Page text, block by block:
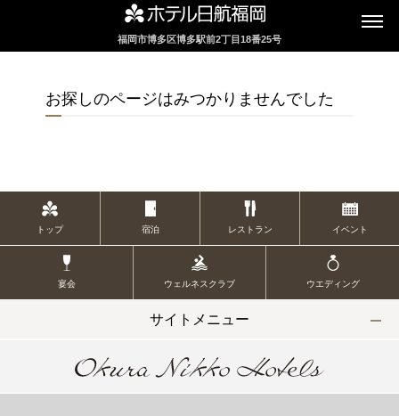
福岡市博多区博多駅前2丁目18番25号
お探しのページはみつかりませんでした
トップ 宿泊 レストラン イベント
宴会 ウェルネスクラブ ウエディング
サイトメニュー
お席のご予約
TEL 092-482-1161
2F テーマレストラン